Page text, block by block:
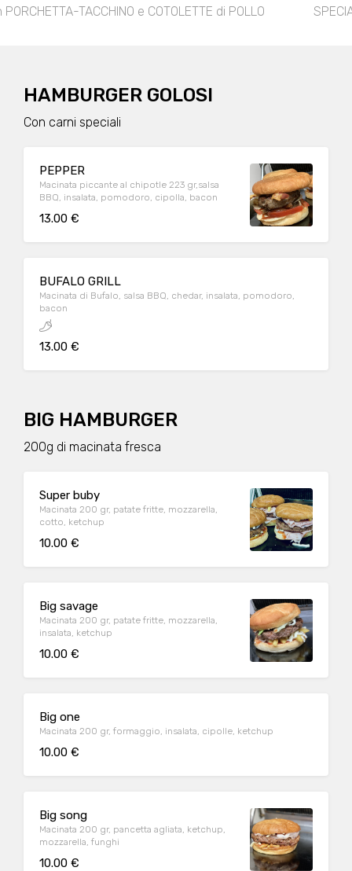
TACCHINO e COTOLETTE di POLLO
HAMBURGER GOLOSI
Con carni speciali
PEPPER
Macinata piccante al chipotle 223 gr,salsa
BBQ, insalata, pomodoro, cipolla, bacon
13.00 €
BUFALO GRILL
Macinata di Bufalo, salsa BBQ, chedar, insalata, pomodoro,
bacon
13.00 €
BIG HAMBURGER
200g di macinata fresca
Super buby
Macinata 200 gr, patate fritte, mozzarella,
cotto, ketchup
10.00 €
Big savage
Macinata 200 gr, patate fritte, mozzarella,
insalata, ketchup
10.00 €
Big one
Macinata 200 gr, formaggio, insalata, cipolle, ketchup
10.00 €
Big song
Macinata 200 gr, pancetta agliata, ketchup,
mozzarella, funghi
10.00 €